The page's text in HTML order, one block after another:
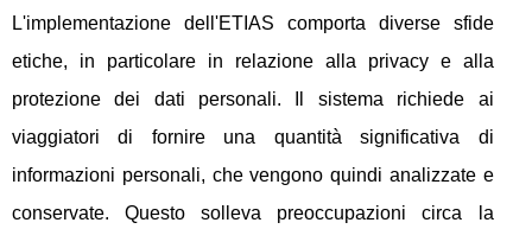
L'implementazione dell'ETIAS comporta diverse sfide
etiche, in particolare in relazione alla privacy e alla
protezione dei dati personali. Il sistema richiede ai
viaggiatori di fornire una quantità significativa di
informazioni personali, che vengono quindi analizzate e
conservate. Questo solleva preoccupazioni circa la